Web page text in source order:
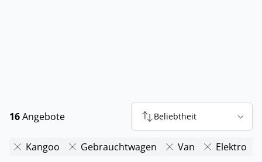
16Angebote Beliebtheit
Kangoo Gebrauchtwagen Van Elektro